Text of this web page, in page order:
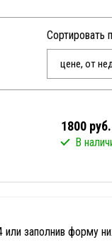
Сортировать
цене, от
1800 руб.
В
или заполнив форму